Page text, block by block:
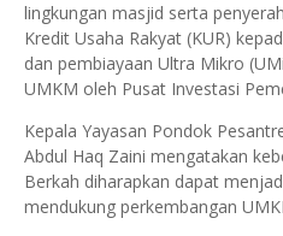
lingkungan masjid serta
Kredit Usaha Rakyat (KUR)
dan pembiayaan Ultra Mikro
UMKM oleh Pusat Investasi
Kepala Yayasan Pondok
Abdul Haq Zaini mengatakan
Berkah diharapkan dapat
mendukung perkembangan